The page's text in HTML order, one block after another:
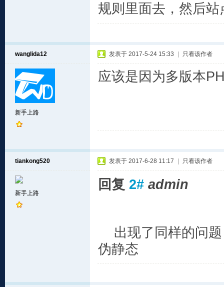
规则里面去，然后
wanglida12
新手上路
发表于 2017-5-24 15:33 只看该作者
应该是因为多版本
tiankong520
新手上路
发表于 2017-6-28 11:17 只看该作者
回复 2# admin
出现了同样的问题
伪静态